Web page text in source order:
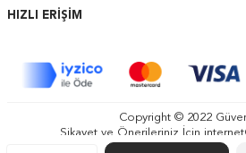
HIZLI ERIŞIM
Copyright © 2022
Şikayet ve Önerileriniz İçin